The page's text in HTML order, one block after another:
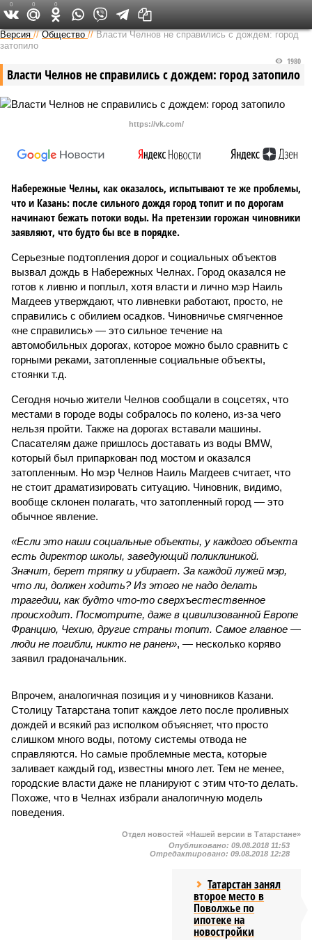
Версия в Татарстане
Версия //Общество //Власти Челнов не справились с дождем: город
затопило
Власти Челнов не справились с дождем: город затопило
1980
https://vk.com/
Набережные Челны, как оказалось, испытывают те же проблемы,
что и Казань: после сильного дождя город топит и по дорогам
начинают бежать потоки воды. На претензии горожан чиновники
заявляют, что будто бы все в порядке.
Серьезные подтопления дорог и социальных объектов
вызвал дождь в Набережных Челнах. Город оказался не
готов к ливню и поплыл, хотя власти и лично мэр Наиль
Магдеев утверждают, что ливневки работают, просто, не
справились с обилием осадков. Чиновничье смягченное
«не справились» — это сильное течение на
автомобильных дорогах, которое можно было сравнить с
горными реками, затопленные социальные объекты,
стоянки т.д.
Сегодня ночью жители Челнов сообщали в соцсетях, что
местами в городе воды собралось по колено, из-за чего
нельзя пройти. Также на дорогах вставали машины.
Спасателям даже пришлось доставать из воды BMW,
который был припаркован под мостом и оказался
затопленным. Но мэр Челнов Наиль Магдеев считает, что
не стоит драматизировать ситуацию. Чиновник, видимо,
вообще склонен полагать, что затопленный город — это
обычное явление.
«Если это наши социальные объекты, у каждого объекта
есть директор школы, заведующий поликлиникой.
Значит, берет тряпку и убирает. За каждой лужей мэр,
что ли, должен ходить? Из этого не надо делать
трагедии, как будто что-то сверхъестественное
происходит. Посмотрите, даже в цивилизованной Европе
Францию, Чехию, другие страны топит. Самое главное —
люди не погибли, никто не ранен», — несколько коряво
заявил градоначальник.
Впрочем, аналогичная позиция и у чиновников Казани.
Столицу Татарстана топит каждое лето после проливных
дождей и всякий раз исполком объясняет, что просто
слишком много воды, потому системы отвода не
справляются. Но самые проблемные места, которые
заливает каждый год, известны много лет. Тем не менее,
городские власти даже не планируют с этим что-то делать.
Похоже, что в Челнах избрали аналогичную модель
поведения.
0 0 0
Отдел новостей «Нашей версии в Татарстане»
Опубликовано: 09.08.2018 11:53
Отредактировано: 09.08.2018 12:28
Татарстан занял
второе место в
Поволжье по
ипотеке на
новостройки